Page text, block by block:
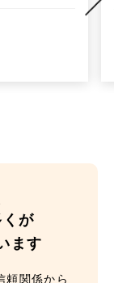
が
ます
頼関係から